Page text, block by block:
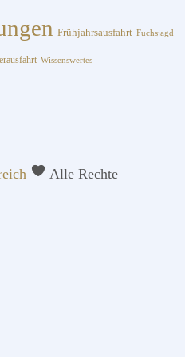
Frühjahrsausfahrt Fuchsjagd
Wissenswertes
Alle Rechte